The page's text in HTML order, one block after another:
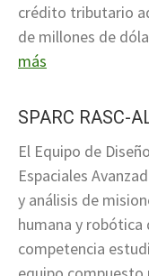
crédito tributario
de millones de
más
SPARC RASC-
El Equipo de
Espaciales
y análisis de
humana y
competencia